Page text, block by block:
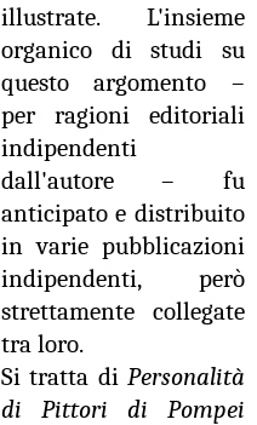
illustrate. L'insieme
organico di studi su
questo argomento –
per ragioni editoriali
indipendenti
dall'autore – fu
anticipato e distribuito
in varie pubblicazioni
indipendenti, però
strettamente collegate
tra loro.
Si tratta di Personalità
di Pittori di Pompei